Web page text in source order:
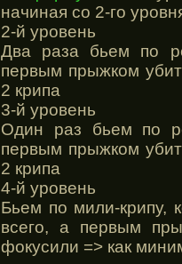
начиная со 2-го
2-й уровень
Два раза бьем по
первым прыжком
2 крипа
3-й уровень
Один раз бьем по
первым прыжком
2 крипа
4-й уровень
Бьем по мили-крипу,
всего, а первым
фокусили => как